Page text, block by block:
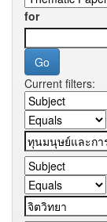
for
Current filters: